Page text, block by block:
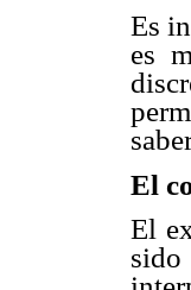
Es
es
El
El